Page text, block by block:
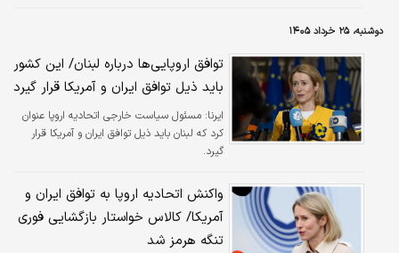
دوشنبه، ۲۵ خرداد ۱۴۰۵
توافق اروپایی‌ها درباره لبنان/ این کشور
باید ذیل توافق ایران و آمریکا قرار گیرد
ایرنا: مسئول سیاست خارجی اتحادیه اروپا عنوان
کرد که لبنان باید ذیل توافق ایران و آمریکا قرار
گیرد.
واکنش اتحادیه اروپا به توافق ایران و
آمریکا/ کالاس خواستار بازگشایی فوری
تنگه هرمز شد